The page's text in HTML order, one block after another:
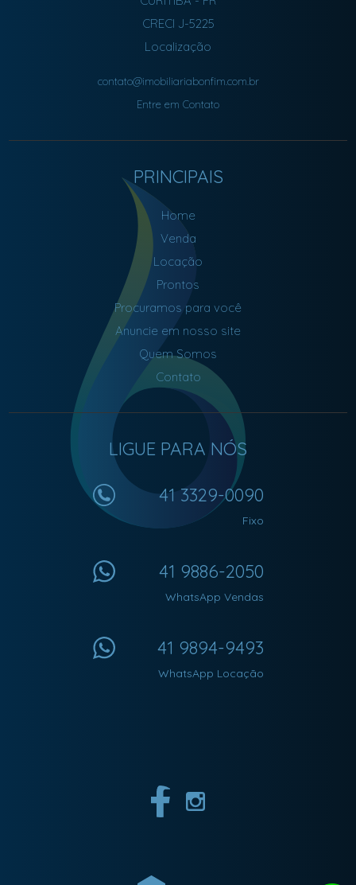
CRECI J-5225
Localização
contato@imobiliariabonfim.com.br
Entre em Contato
PRINCIPAIS
Home
Venda
Locação
Prontos
Procuramos para você
Anuncie em nosso site
Quem Somos
Contato
LIGUE PARA NÓS
41 3329-0090
Fixo
41 9886-2050
WhatsApp Vendas
41 9894-9493
WhatsApp Locação